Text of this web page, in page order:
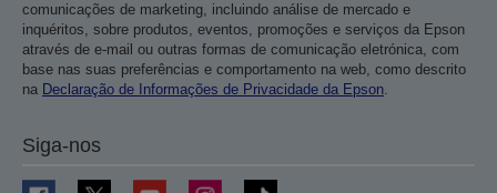
comunicações de marketing, incluindo análise de mercado e
inquéritos, sobre produtos, eventos, promoções e serviços da Epson
através de e-mail ou outras formas de comunicação eletrónica, com
base nas suas preferências e comportamento na web, como descrito
na Declaração de Informações de Privacidade da Epson.
Siga-nos